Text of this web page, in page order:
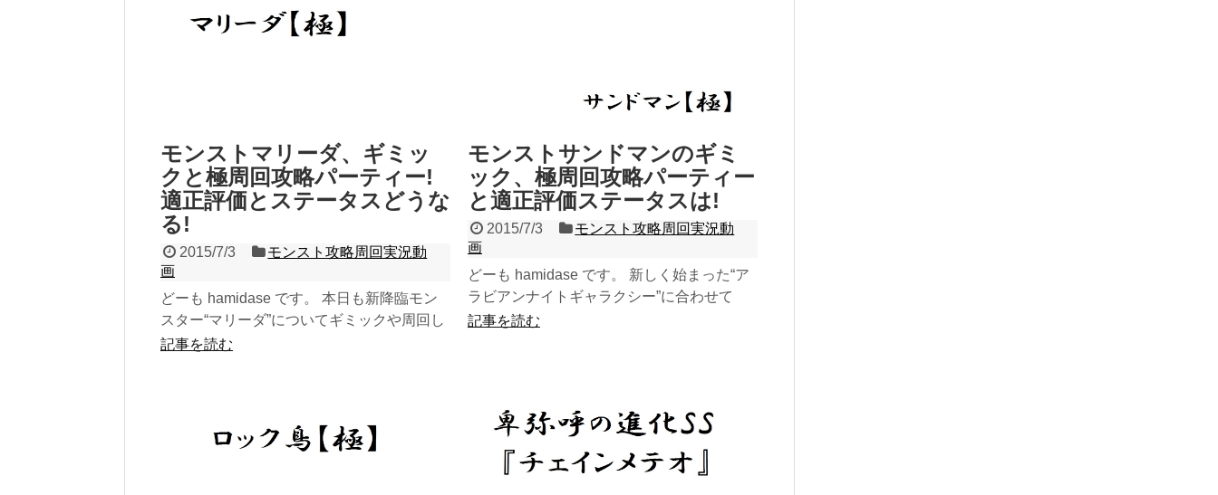
モンストマリーダ、ギミッ
クと極周回攻略パーティー!
適正評価とステータスどうな
る!
2015/7/3
モンスト攻略周回実況動
画
どーも hamidase です。 本日も新降臨モン
スター“マリーダ”についてギミックや周回し
たパーティーなどを動画を交えて書いていき
記事を読む
モンストサンドマンのギミ
ック、極周回攻略パーティー
と適正評価ステータスは!
2015/7/3
モンスト攻略周回実況動
画
どーも hamidase です。 新しく始まった“ア
ラビアンナイトギャラクシー”に合わせて
様々な降臨クエストが追加されたわけです
記事を読む